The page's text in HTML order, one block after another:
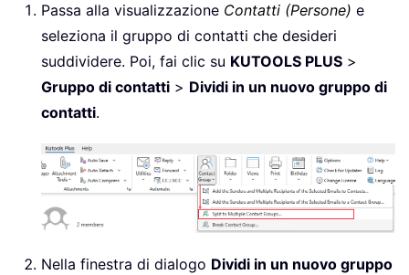
Passa alla visualizzazione Contatti (Persone) e
seleziona il gruppo di contatti che desideri
suddividere. Poi, fai clic su KUTOOLS PLUS >
Gruppo di contatti > Dividi in un nuovo gruppo di
contatti.
Nella finestra di dialogo Dividi in un nuovo gruppo